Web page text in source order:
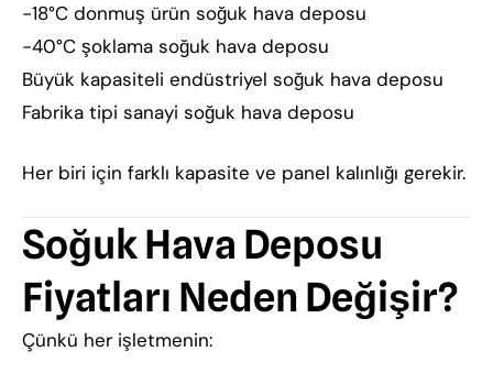
-18°C donmuş ürün soğuk hava deposu
-40°C şoklama soğuk hava deposu
Büyük kapasiteli endüstriyel soğuk hava deposu
Fabrika tipi sanayi soğuk hava deposu
Her biri için farklı kapasite ve panel kalınlığı gerekir.
Soğuk Hava Deposu
Fiyatları Neden Değişir?
Çünkü her işletmenin: